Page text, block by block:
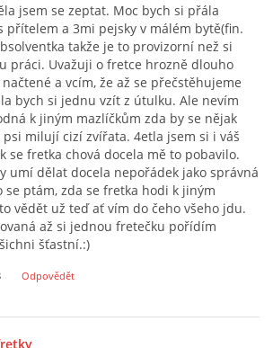
jsem se zeptat. Moc bych si přála
přítelem a 3mi pejsky v málém bytě(fin.
takže je to provizorní než si
práci. Uvažuji o fretce hrozně dlouho
a vcím, že až se přečstěhujeme
bych si jednu vzít z útulku. Ale nevím
k jiným mazlíčkům zda by se nějak
milují cizí zvířata. 4etla jsem si i váš
se fretka chová docela mě to pobavilo.
umí dělat docela nepořádek jako správná
se ptám, zda se fretka hodi k jiným
vědět už teď ať vím do čeho všeho jdu.
až si jednou fretečku pořídím
šťastní.:)
Odpovědět